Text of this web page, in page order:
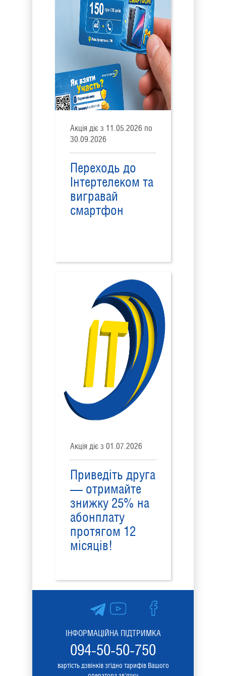
Акція діє з 11.05.2026 по
30.09.2026
Переходь до
Інтертелеком та
вигравай
смартфон
Акція діє з 01.07.2026
Приведіть друга
— отримайте
знижку 25% на
абонплату
протягом 12
місяців!
ІНФОРМАЦІЙНА ПІДТРИМКА
094-50-50-750
вартість дзвінків згідно тарифів Вашого